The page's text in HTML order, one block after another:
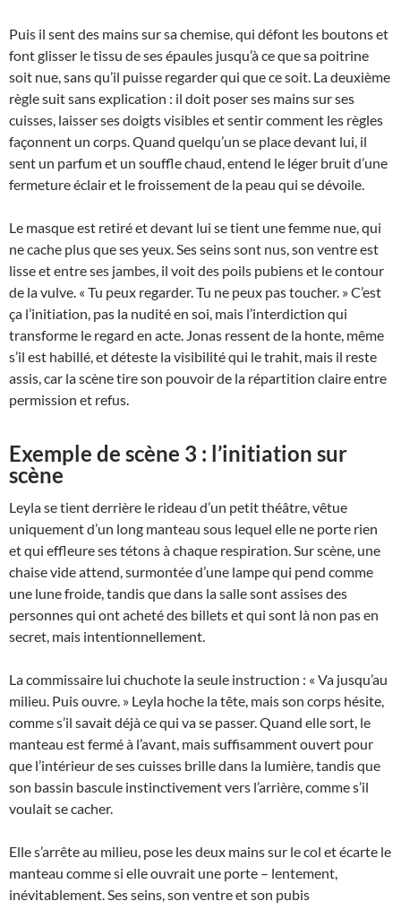
Puis il sent des mains sur sa chemise, qui défont les boutons et
font glisser le tissu de ses épaules jusqu’à ce que sa poitrine
soit nue, sans qu’il puisse regarder qui que ce soit. La deuxième
règle suit sans explication : il doit poser ses mains sur ses
cuisses, laisser ses doigts visibles et sentir comment les règles
façonnent un corps. Quand quelqu’un se place devant lui, il
sent un parfum et un souffle chaud, entend le léger bruit d’une
fermeture éclair et le froissement de la peau qui se dévoile.
Le masque est retiré et devant lui se tient une femme nue, qui
ne cache plus que ses yeux. Ses seins sont nus, son ventre est
lisse et entre ses jambes, il voit des poils pubiens et le contour
de la vulve. « Tu peux regarder. Tu ne peux pas toucher. » C’est
ça l’initiation, pas la nudité en soi, mais l’interdiction qui
transforme le regard en acte. Jonas ressent de la honte, même
s’il est habillé, et déteste la visibilité qui le trahit, mais il reste
assis, car la scène tire son pouvoir de la répartition claire entre
permission et refus.
Exemple de scène 3 : l’initiation sur
scène
Leyla se tient derrière le rideau d’un petit théâtre, vêtue
uniquement d’un long manteau sous lequel elle ne porte rien
et qui effleure ses tétons à chaque respiration. Sur scène, une
chaise vide attend, surmontée d’une lampe qui pend comme
une lune froide, tandis que dans la salle sont assises des
personnes qui ont acheté des billets et qui sont là non pas en
secret, mais intentionnellement.
La commissaire lui chuchote la seule instruction : « Va jusqu’au
milieu. Puis ouvre. » Leyla hoche la tête, mais son corps hésite,
comme s’il savait déjà ce qui va se passer. Quand elle sort, le
manteau est fermé à l’avant, mais suffisamment ouvert pour
que l’intérieur de ses cuisses brille dans la lumière, tandis que
son bassin bascule instinctivement vers l’arrière, comme s’il
voulait se cacher.
Elle s’arrête au milieu, pose les deux mains sur le col et écarte le
manteau comme si elle ouvrait une porte – lentement,
inévitablement. Ses seins, son ventre et son pubis